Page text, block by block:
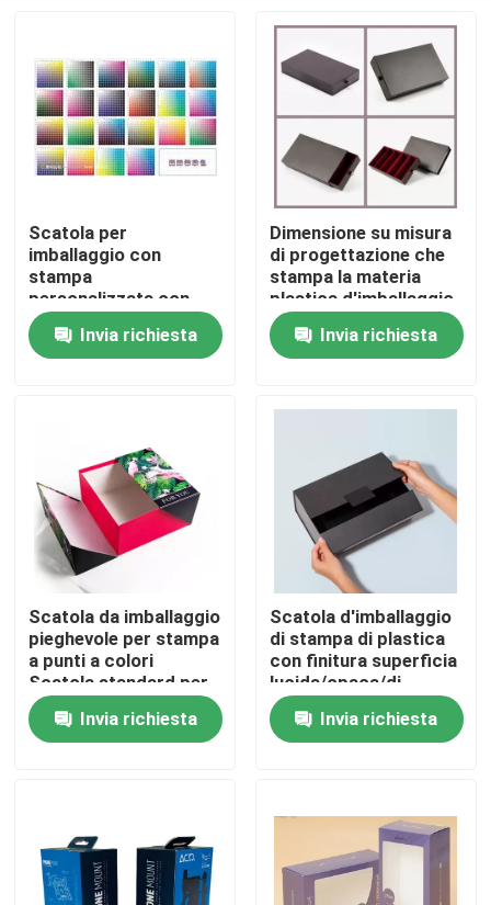
Casa
Prodotti
Giro della fabbrica
Controllo di qualità
contattici
Richieda una citazione
Confezione regalo in carta di cartone
Scatola per
imballaggio con
stampa
personalizzata con
stampa su entrambi i
lati e manico in corda
Invia richiesta
Dimensione su misura
di progettazione che
stampa la materia
plastica d'imballaggio
del cartone della carta
della scatolaInvia richiesta
Scatola da imballaggio
pieghevole per stampa
a punti a colori
Scatola standard per
esportazione
Invia richiesta
Scatola d'imballaggio
di stampa di plastica
con finitura superficia
lucida/opaca/di
goffratura
Invia richiesta